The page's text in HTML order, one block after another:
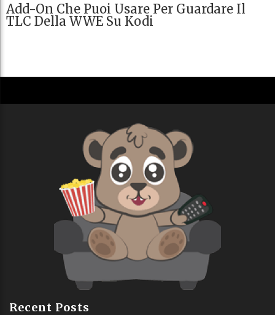
Add-On Che Puoi Usare Per Guardare Il
TLC Della WWE Su Kodi
Recent Posts